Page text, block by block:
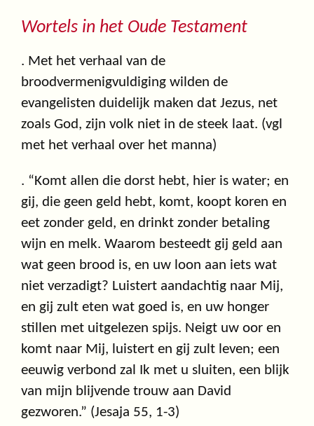
Wortels in het Oude Testament
. Met het verhaal van de
broodvermenigvuldiging wilden de
evangelisten duidelijk maken dat Jezus, net
zoals God, zijn volk niet in de steek laat. (vgl
met het verhaal over het manna)
. “Komt allen die dorst hebt, hier is water; en
gij, die geen geld hebt, komt, koopt koren en
eet zonder geld, en drinkt zonder betaling
wijn en melk. Waarom besteedt gij geld aan
wat geen brood is, en uw loon aan iets wat
niet verzadigt? Luistert aandachtig naar Mij,
en gij zult eten wat goed is, en uw honger
stillen met uitgelezen spijs. Neigt uw oor en
komt naar Mij, luistert en gij zult leven; een
eeuwig verbond zal Ik met u sluiten, een blijk
van mijn blijvende trouw aan David
gezworen.” (Jesaja 55, 1-3)